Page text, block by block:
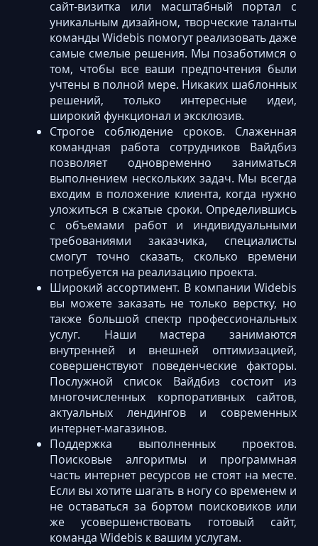
сайт-визитка или масштабный портал с
уникальным дизайном, творческие таланты
команды Widebis помогут реализовать даже
самые смелые решения. Мы позаботимся о
том, чтобы все ваши предпочтения были
учтены в полной мере. Никаких шаблонных
решений, только интересные идеи,
широкий функционал и эксклюзив.
Строгое соблюдение сроков. Слаженная
командная работа сотрудников Вайдбиз
позволяет одновременно заниматься
выполнением нескольких задач. Мы всегда
входим в положение клиента, когда нужно
уложиться в сжатые сроки. Определившись
с объемами работ и индивидуальными
требованиями заказчика, специалисты
смогут точно сказать, сколько времени
потребуется на реализацию проекта.
Широкий ассортимент. В компании Widebis
вы можете заказать не только верстку, но
также большой спектр профессиональных
услуг. Наши мастера занимаются
внутренней и внешней оптимизацией,
совершенствуют поведенческие факторы.
Послужной список Вайдбиз состоит из
многочисленных корпоративных сайтов,
актуальных лендингов и современных
интернет-магазинов.
Поддержка выполненных проектов.
Поисковые алгоритмы и программная
часть интернет ресурсов не стоят на месте.
Если вы хотите шагать в ногу со временем и
не оставаться за бортом поисковиков или
же усовершенствовать готовый сайт,
команда Widebis к вашим услугам.